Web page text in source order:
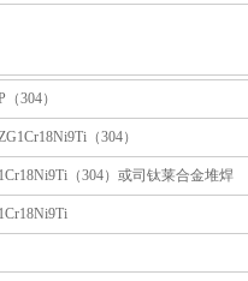
（304）
（304）
1Cr18Ni9Ti（304）或司钛莱合金堆焊
1Cr18Ni9Ti